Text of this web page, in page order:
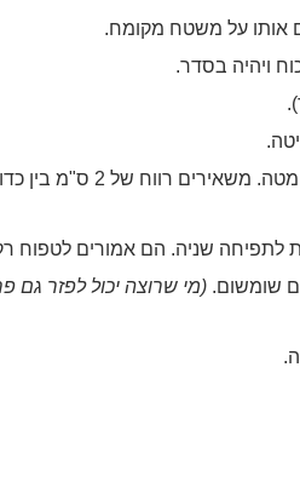
אותו על משטח מקומח.
ויהיה בסדר.
מניחים כל כדור ממולא בתבנית - כשהצד שסגרנו כלפי מטה. משאירים רווח של
שומשום.(מי שרוצה יכול לפזר גם